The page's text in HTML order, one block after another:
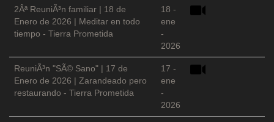
2Âª ReuniÃ³n familiar | 18 de
Enero de 2026 | Meditar en todo
tiempo - Tierra Prometida
18 -
ene
-
2026
ReuniÃ³n "SÃ© Sano" | 17 de
Enero de 2026 | Zarandeado pero
restaurando - Tierra Prometida
17 -
ene
-
2026